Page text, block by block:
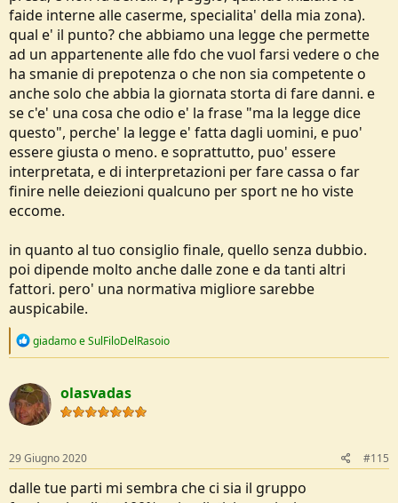
faide interne alle caserme, specialita' della mia zona).
qual e' il punto? che abbiamo una legge che permette
ad un appartenente alle fdo che vuol farsi vedere o che
ha smanie di prepotenza o che non sia competente o
anche solo che abbia la giornata storta di fare danni. e
se c'e' una cosa che odio e' la frase "ma la legge dice
questo", perche' la legge e' fatta dagli uomini, e puo'
essere giusta o meno. e soprattutto, puo' essere
interpretata, e di interpretazioni per fare cassa o far
finire nelle deiezioni qualcuno per sport ne ho viste
eccome.
in quanto al tuo consiglio finale, quello senza dubbio.
poi dipende molto anche dalle zone e da tanti altri
fattori. pero' una normativa migliore sarebbe
auspicabile.
R
c
t
i
o
s
:
giadamoeSulFiloDelRasoio
olasvadas
29 Giugno 2020 #115
dalle tue parti mi sembra che ci sia il gruppo